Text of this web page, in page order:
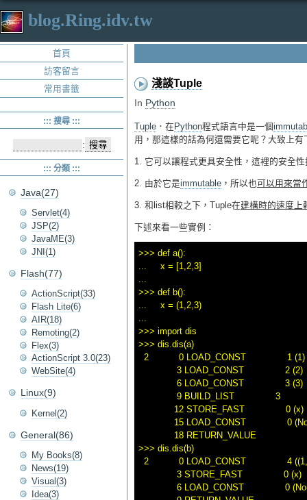
blog.Ring.idv.tw
淺談Tuple
In Python
Tuple ．在 Python程式語言中是一個
用，那這樣的話為何還需要它呢？大致上有
1. 它可以讓程式更具安全性，這裡的安全
2. 由於它是immutable ，所以也可以用來當
3. 和list相較之下，Tuple在建構時的速度上
下述來看一些實例：
>>> def a():
...     x = [1,2,3]
>>> def b():
...     x = (1,2,3)
>>> import dis
>>> dis.dis(a)
  2           0 LOAD_CONST               1 (1)
              3 LOAD_CONST               2 (2)
              6 LOAD_CONST               3 (3)
              9 BUILD_LIST               3
             12 STORE_FAST               0 (x)
15 LOAD_CONST               0
             18 RETURN_VALUE
>>> dis.dis(b)
2           0 LOAD_CONST               4
              3 STORE_FAST               0 (x)
6 LOAD_CONST               0
首頁
訪客留言
常用書籤
::: 搜尋 :::
:
::: 分類 :::
Java(27)
Servlet(4)
JSP(2)
JavaME(3)
JNI(1)
Flash(77)
ActionScript(33)
Flash Lite(6)
AIR(18)
Remoting(2)
Flex(3)
ActionScript 3.0(23)
WebSite(4)
Linux(9)
Kernel(2)
General(86)
My Books(8)
News(19)
Visual(3)
Idea(3)